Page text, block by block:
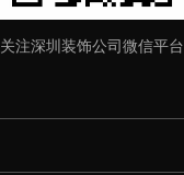
关注深圳装饰公司微信平台